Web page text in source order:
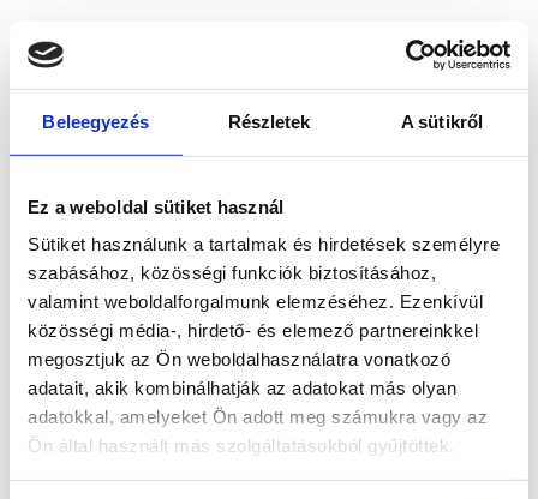
Beleegyezés Részletek A sütikről
Ez a weboldal sütiket használ
Sütiket használunk a tartalmak és hirdetések személyre
szabásához, közösségi funkciók biztosításához,
valamint weboldalforgalmunk elemzéséhez. Ezenkívül
közösségi média-, hirdető- és elemező partnereinkkel
megosztjuk az Ön weboldalhasználatra vonatkozó
adatait, akik kombinálhatják az adatokat más olyan
adatokkal, amelyeket Ön adott meg számukra vagy az
Ön által használt más szolgáltatásokból gyűjtöttek.